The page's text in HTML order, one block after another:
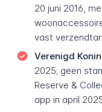
20 juni 2016,
vast
Verenigd
2025; geen
Reserve &
app in april